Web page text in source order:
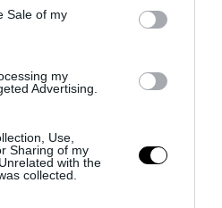
Sale of my
my
Advertising.
Use,
Sharing of my
with the
collected.
που μπερδεύουν
σημαίνουν και
τους